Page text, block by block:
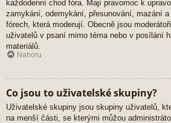
každodenní chod fóra. Mají pravomoc k
zamykání, odemykání, přesunování, mazání
fórech, která moderují. Obecně jsou
uživatelů v psaní mimo téma nebo v posílání
materiálů.
Nahoru
Co jsou to uživatelské skupiny?
Uživatelské skupiny jsou skupiny uživatelů,
na menší části, se kterými můžou